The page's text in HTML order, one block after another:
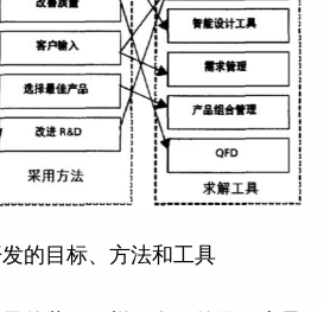
的目标、方法和工具